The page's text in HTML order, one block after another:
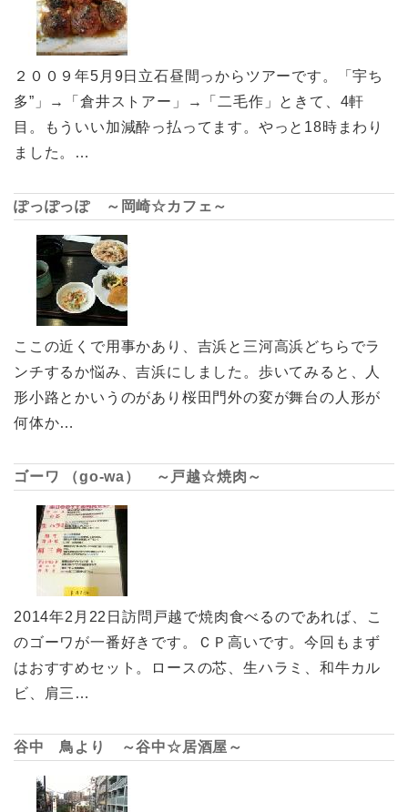
２００９年5月9日立石昼間っからツアーです。「宇ち
多”」→「倉井ストアー」→「二毛作」ときて、4軒
目。もういい加減酔っ払ってます。やっと18時まわり
ました。…
ぽっぽっぽ ～岡崎☆カフェ～
ここの近くで用事かあり、吉浜と三河高浜どちらでラ
ンチするか悩み、吉浜にしました。歩いてみると、人
形小路とかいうのがあり桜田門外の変が舞台の人形が
何体か…
ゴーワ （go-wa） ～戸越☆焼肉～
2014年2月22日訪問戸越で焼肉食べるのであれば、こ
のゴーワが一番好きです。ＣＰ高いです。今回もまず
はおすすめセット。ロースの芯、生ハラミ、和牛カル
ビ、肩三…
谷中 鳥より ～谷中☆居酒屋～